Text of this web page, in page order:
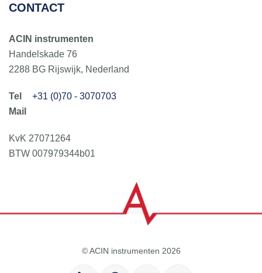
CONTACT
ACIN instrumenten
Handelskade 76
2288 BG Rijswijk, Nederland
+31 (0)70 - 3070703
KvK 27071264
BTW 007979344b01
© ACIN instrumenten 2026